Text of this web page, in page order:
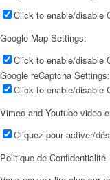
Click to enable/disable
Google Map Settings:
Click to enable/disable
Google reCaptcha Settings:
Click to enable/disable
Vimeo and Youtube video
Cliquez pour activer/
Politique de Confidentialité